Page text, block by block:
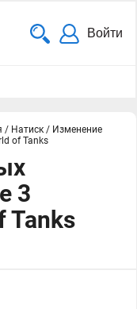
Войти
/ Натиск / Изменение
of Tanks
3
Tanks